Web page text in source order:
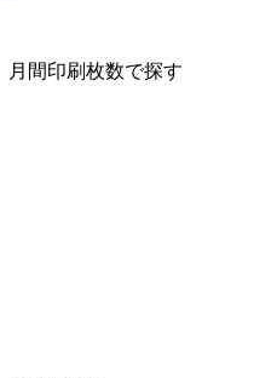
月間印刷枚数で探す